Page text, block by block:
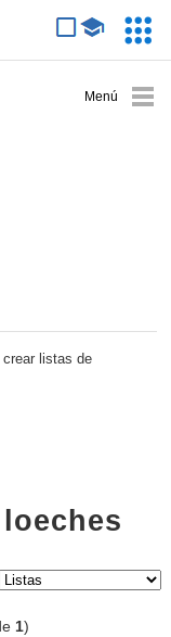
crear listas de
1)